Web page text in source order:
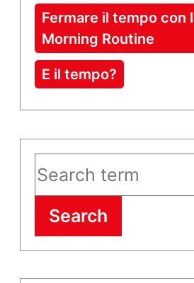
Fermare il tempo con
Morning Routine
E il tempo?
Search